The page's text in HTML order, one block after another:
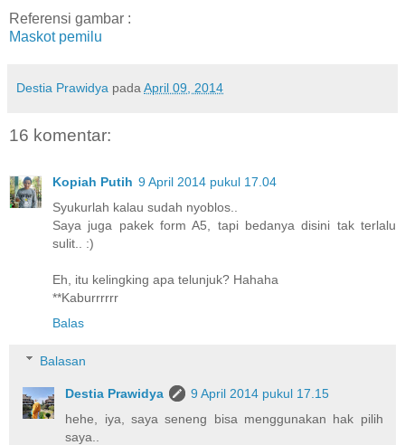
Referensi gambar :
Maskot pemilu
Destia Prawidya pada April 09, 2014
16 komentar:
Kopiah Putih 9 April 2014 pukul 17.04
Syukurlah kalau sudah nyoblos..
Saya juga pakek form A5, tapi bedanya disini tak terlalu
sulit.. :)
Eh, itu kelingking apa telunjuk? Hahaha
**Kaburrrrrr
Balas
Balasan
Destia Prawidya
9 April 2014 pukul 17.15
hehe, iya, saya seneng bisa menggunakan hak pilih
saya..